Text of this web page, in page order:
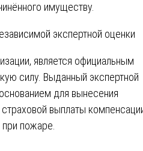
имуществу.
экспертной оценки
является официальным
силу. Выданный экспертной
для вынесения
выплаты
пожаре.